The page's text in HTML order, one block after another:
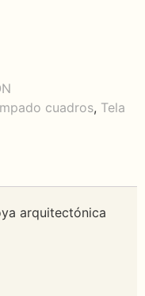
cuadros, Tela
arquitectónica